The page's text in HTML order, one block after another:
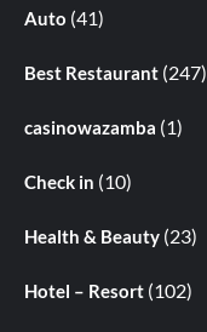
Auto (41)
Best Restaurant (247)
casinowazamba (1)
Check in (10)
Health & Beauty (23)
Hotel – Resort (102)